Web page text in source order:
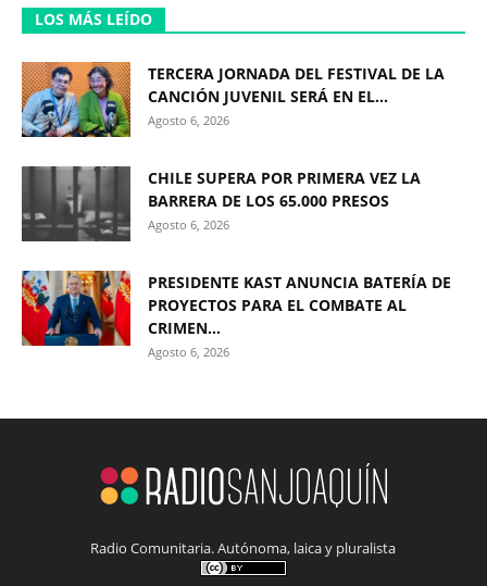
LOS MÁS LEÍDO
TERCERA JORNADA DEL FESTIVAL DE LA
CANCIÓN JUVENIL SERÁ EN EL...
Agosto 6, 2026
CHILE SUPERA POR PRIMERA VEZ LA
BARRERA DE LOS 65.000 PRESOS
Agosto 6, 2026
PRESIDENTE KAST ANUNCIA BATERÍA DE
PROYECTOS PARA EL COMBATE AL
CRIMEN...
Agosto 6, 2026
Radio Comunitaria. Autónoma, laica y pluralista